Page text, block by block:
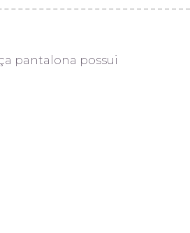
pantalona possui